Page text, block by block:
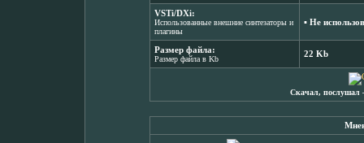
VSTi/DXi:
Использованные внешние синтезаторы и
плагины
▪ Не
Размер файла:
Размер файла в Kb
22 Kb
Скачал, послушал